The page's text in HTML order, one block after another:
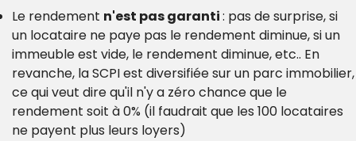
Le rendement n'est pas garanti : pas de surprise, si
un locataire ne paye pas le rendement diminue, si un
immeuble est vide, le rendement diminue, etc.. En
revanche, la SCPI est diversifiée sur un parc immobilier,
ce qui veut dire qu'il n'y a zéro chance que le
rendement soit à 0% (il faudrait que les 100 locataires
ne payent plus leurs loyers)